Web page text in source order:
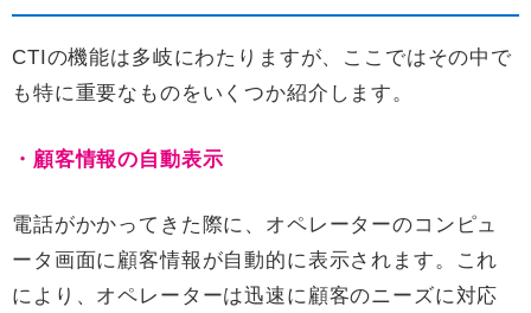
CTIの機能は多岐にわたりますが、ここではその中で
も特に重要なものをいくつか紹介します。
・顧客情報の自動表示
電話がかかってきた際に、オペレーターのコンピュ
ータ画面に顧客情報が自動的に表示されます。これ
により、オペレーターは迅速に顧客のニーズに対応